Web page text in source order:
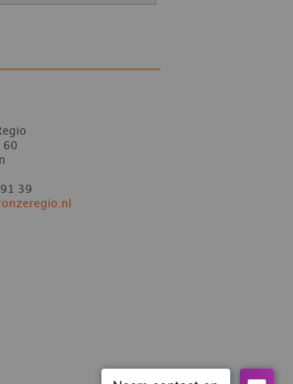
60
39
nzeregio.nl